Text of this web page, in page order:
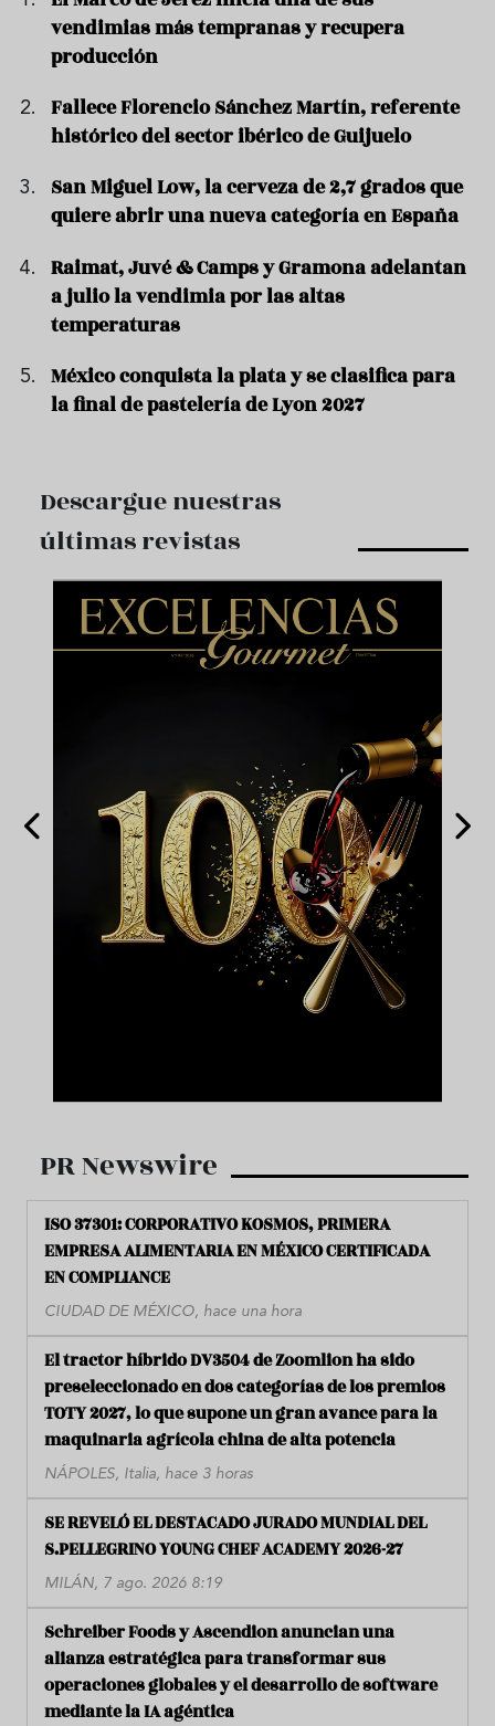
vendimias más tempranas y recupera
producción
Fallece Florencio Sánchez Martín, referente
histórico del sector ibérico de Guijuelo
San Miguel Low, la cerveza de 2,7 grados que
quiere abrir una nueva categoría en España
Raimat, Juvé & Camps y Gramona adelantan
a julio la vendimia por las altas
temperaturas
México conquista la plata y se clasifica para
la final de pastelería de Lyon 2027
Descargue nuestras
últimas revistas
PR Newswire
ISO 37301: CORPORATIVO KOSMOS, PRIMERA
EMPRESA ALIMENTARIA EN MÉXICO CERTIFICADA
EN COMPLIANCE
CIUDAD DE MÉXICO, hace una hora
El tractor híbrido DV3504 de Zoomlion ha sido
preseleccionado en dos categorías de los premios
TOTY 2027, lo que supone un gran avance para la
maquinaria agrícola china de alta potencia
NÁPOLES, Italia, hace 3 horas
SE REVELÓ EL DESTACADO JURADO MUNDIAL DEL
S.PELLEGRINO YOUNG CHEF ACADEMY 2026-27
MILÁN, 7 ago. 2026 8:19
Schreiber Foods y Ascendion anuncian una
alianza estratégica para transformar sus
operaciones globales y el desarrollo de software
mediante la IA agéntica